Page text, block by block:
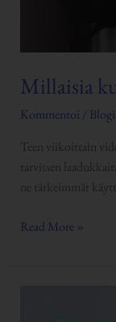
Millaisia
Kommentoi / Blogi
Teen viikoittain
tarvitsen
ne tärkeimmät
Read More »